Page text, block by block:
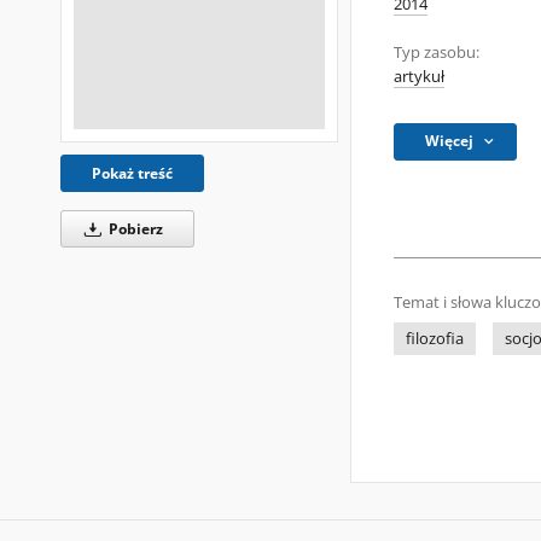
Pokaż treść
Pobierz
2014
Typ zasobu:
artykuł
Więcej
Temat i słowa
filozofia